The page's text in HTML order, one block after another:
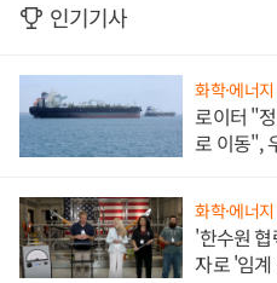
인기기사
화학·에너지
로이터 "
로 이동",
화학·에너지
'한수원
자로 '임